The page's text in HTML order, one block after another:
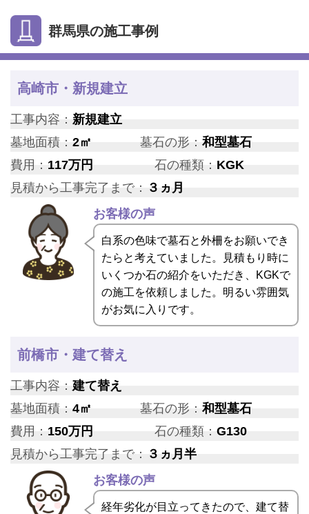
群馬県の施工事例
高崎市・新規建立
工事内容： 新規建立
墓地面積： 2㎡ 墓石の形：和型墓石
費用： 117万円 石の種類： KGK
見積から工事完了まで： ３ヵ月
お客様の声
白系の色味で墓石と外柵をお願いでき
たらと考えていました。見積もり時に
いくつか石の紹介をいただき、KGKで
の施工を依頼しました。明るい雰囲気
がお気に入りです。
前橋市・建て替え
工事内容： 建て替え
墓地面積： 4㎡ 墓石の形：和型墓石
費用： 150万円 石の種類： G130
見積から工事完了まで： ３ヵ月半
お客様の声
経年劣化が目立ってきたので、建て替